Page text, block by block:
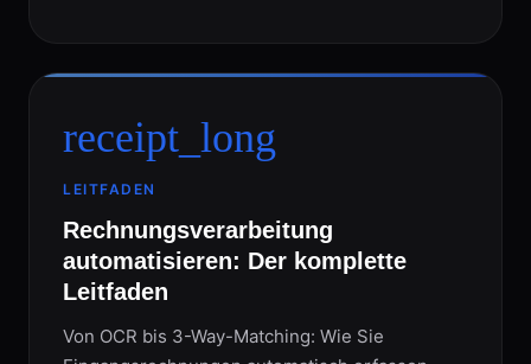
receipt_long
LEITFADEN
Rechnungsverarbeitung
automatisieren: Der komplette
Leitfaden
Von OCR bis 3-Way-Matching: Wie Sie